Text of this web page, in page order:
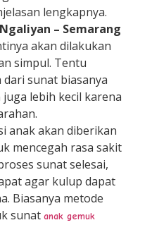
lengkapnya.
– Semarang
akan dilakukan
simpul. Tentu
sunat biasanya
lebih kecil karena
anak akan diberikan
mencegah rasa sakit
sunat selesai,
agar kulup dapat
Biasanya metode
sunatanak gemuk